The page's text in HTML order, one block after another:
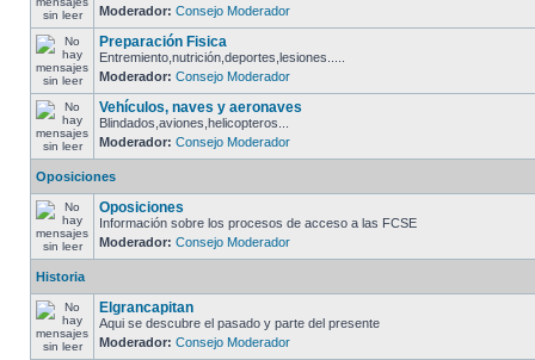
Moderador: Consejo Moderador
Preparación Fisica
Entremiento,nutrición,deportes,lesiones.....
Moderador: Consejo Moderador
Vehículos, naves y aeronaves
Blindados,aviones,helicopteros...
Moderador: Consejo Moderador
Oposiciones
Oposiciones
Información sobre los procesos de acceso a las FCSE
Moderador: Consejo Moderador
Historia
Elgrancapitan
Aqui se descubre el pasado y parte del presente
Moderador: Consejo Moderador